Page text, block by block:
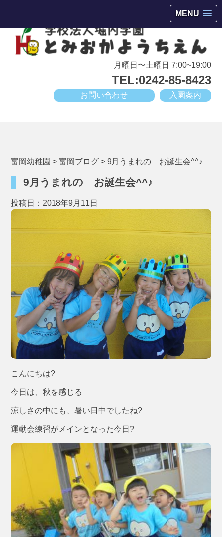
MENU
月曜日〜土曜日 7:00~19:00
TEL:0242-85-8423
入園案内
お問い合わせ
富岡幼稚園 >富岡ブログ >9月うまれの お誕生会^^♪
9月うまれの お誕生会^^♪
投稿日：2018年9月11日
こんにちは?
今日は、秋を感じる
涼しさの中にも、暑い日中でしたね?
運動会練習がメインとなった今日?